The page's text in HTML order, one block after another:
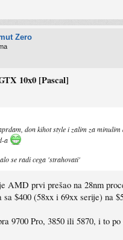
Zero
10x0 [Pascal]
don kihot style i zalim za minulim
a
se radi cega 'strahovati'
AMD prvi prešao na 28nm
sa $400 (58xx i 69xx serije) na
9700 Pro, 3850 ili 5870, i to po